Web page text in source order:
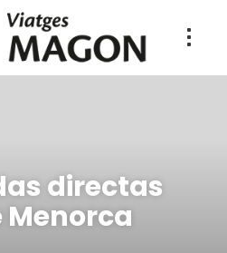
directas
Menorca